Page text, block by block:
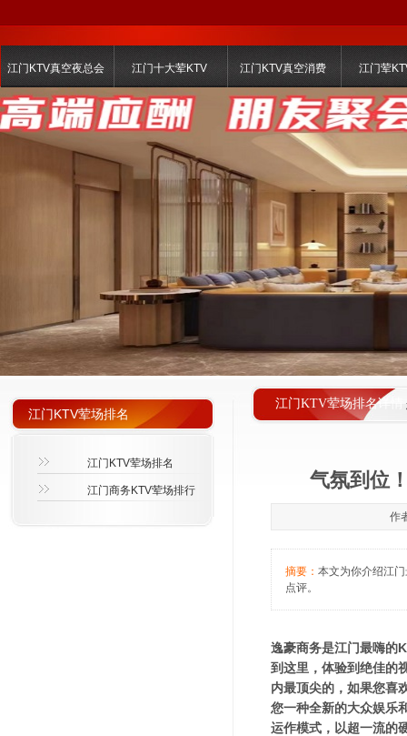
江门KTV真空夜总会 江门十大荤KTV 江门KTV真空消费 江门荤
江门KTV荤场排名详情
江门KTV荤场排名
江门KTV荤场排名
江门商务KTV荤场排行 气氛到位
作
摘要： 本文为你介绍江
点评。
逸豪商务是江门最嗨的
到这里，体验到绝佳的
内最顶尖的，如果您喜
您一种全新的大众娱乐
运作模式，以超一流的